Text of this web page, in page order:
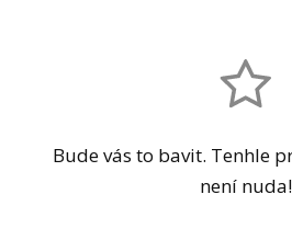
Bude vás to bavit. Tenhle
není nuda!